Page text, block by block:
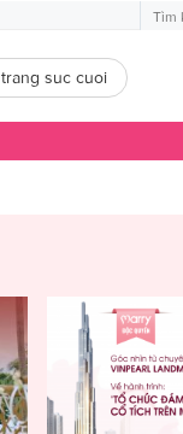
trang suc cuoi